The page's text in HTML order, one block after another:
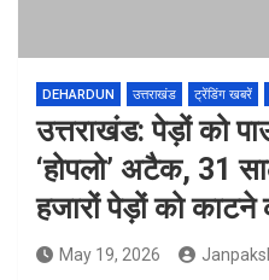
DEHARDUN उत्तराखंड ट्रेंडिंग खबरें
उत्तराखंड: पेड़ों को
‘होपलो’ अटैक, 31
हजारों पेड़ों को काटने
May 19, 2026